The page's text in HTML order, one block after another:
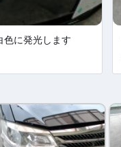
色に発光します